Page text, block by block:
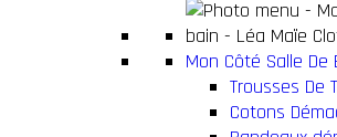
Mon Côté Salle De
Trousses De
Cotons